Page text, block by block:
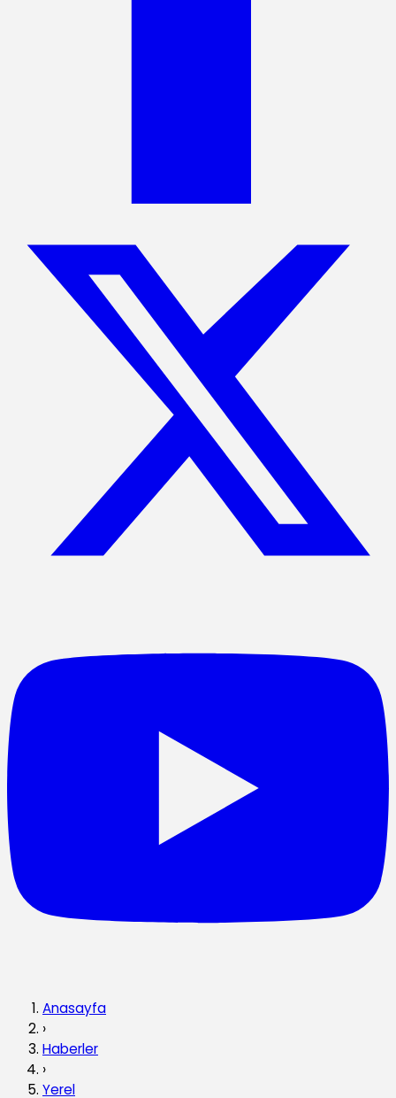
Anasayfa
›
Haberler
›
Yerel